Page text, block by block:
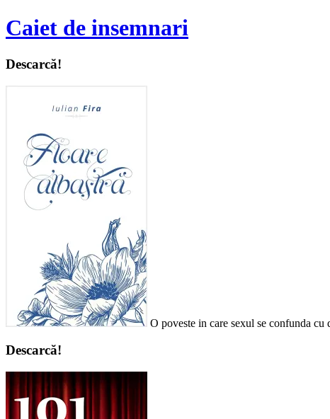
Caiet de insemnari
Descarcă!
O poveste in care sexul se confunda
Descarcă!